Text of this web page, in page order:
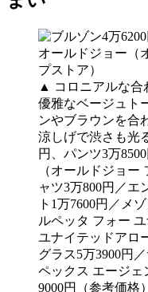
▲ コロニアルな
優雅なベージュト
ンやブラウンを合
涼しげで渋さも光
円、パンツ3万
（オールドジョ
ャツ3万800円／エ
ト1万7600円／メ
ルペッタ フォー
ユナイテッドアロ
グラス5万3900円
ペックス エージェ
9000円（参考価格